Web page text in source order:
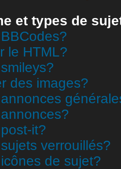
et types de
le HTML?
des images?
it?
verrouillés?
de sujet?